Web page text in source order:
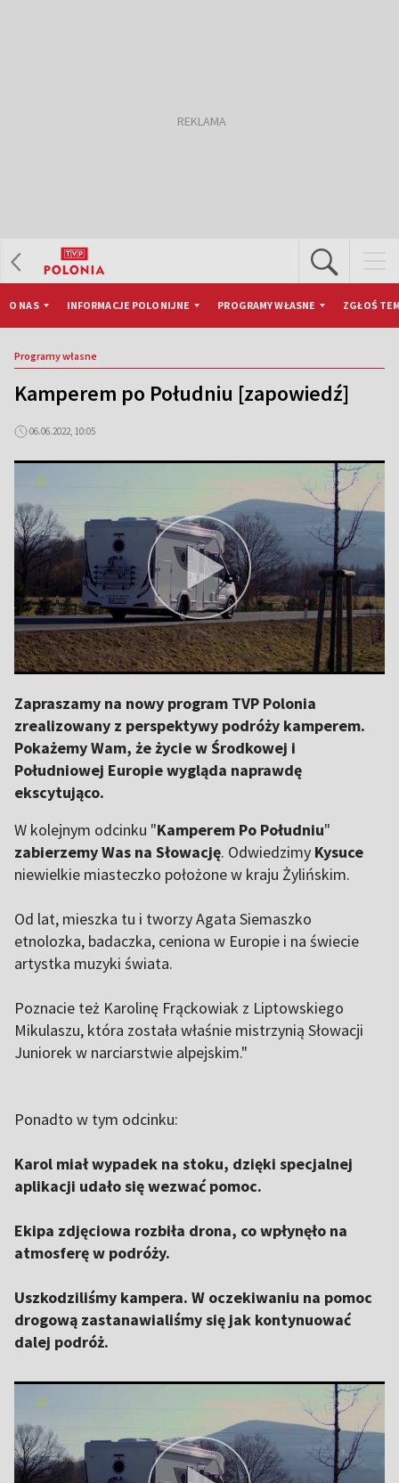
O NAS INFORMACJE POLONIJNE PROGRAMY WŁASNE ZGŁOŚ
Programy własne
Kamperem po Południu [zapowiedź]
06.06.2022, 10:05
Zapraszamy na nowy program TVP Polonia
zrealizowany z perspektywy podróży kamperem.
Pokażemy Wam, że życie w Środkowej i
Południowej Europie wygląda naprawdę
ekscytująco.
W kolejnym odcinku "Kamperem Po Południu"
zabierzemy Was na Słowację. Odwiedzimy Kysuce
niewielkie miasteczko położone w kraju Żylińskim.
Od lat, mieszka tu i tworzy Agata Siemaszko
etnolozka, badaczka, ceniona w Europie i na świecie
artystka muzyki świata.
Poznacie też Karolinę Frąckowiak z Liptowskiego
Mikulaszu, która została właśnie mistrzynią Słowacji
Juniorek w narciarstwie alpejskim."
Ponadto w tym odcinku:
Karol miał wypadek na stoku, dzięki specjalnej
aplikacji udało się wezwać pomoc.
Ekipa zdjęciowa rozbiła drona, co wpłynęło na
atmosferę w podróży.
Uszkodziliśmy kampera. W oczekiwaniu na pomoc
drogową zastanawialiśmy się jak kontynuować
dalej podróż.